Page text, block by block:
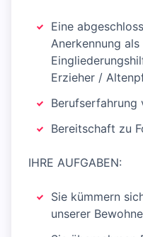
Eine
Anerkennung
Erzieher /
Berufserfahrung
Bereitschaft zu
IHRE AUFGABEN:
Sie kümmern
unserer